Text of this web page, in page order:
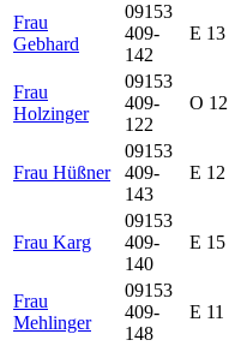
Frau
Gebhard
09153
409-
142
E 13
Frau
Holzinger
09153
409-
122
O 12
Frau Hüßner
09153
409-
143
E 12
Frau Karg
09153
409-
140
E 15
Frau
Mehlinger
09153
409-
148
E 11